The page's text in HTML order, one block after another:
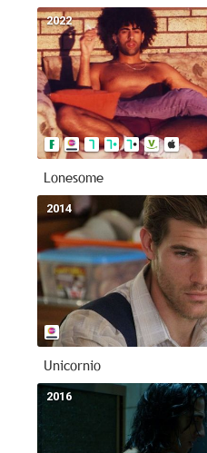
2022
Lonesome
2014
Unicornio
2016